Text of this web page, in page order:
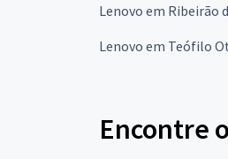
Lenovo em Ribeirão
Lenovo em Teófilo
Encontre